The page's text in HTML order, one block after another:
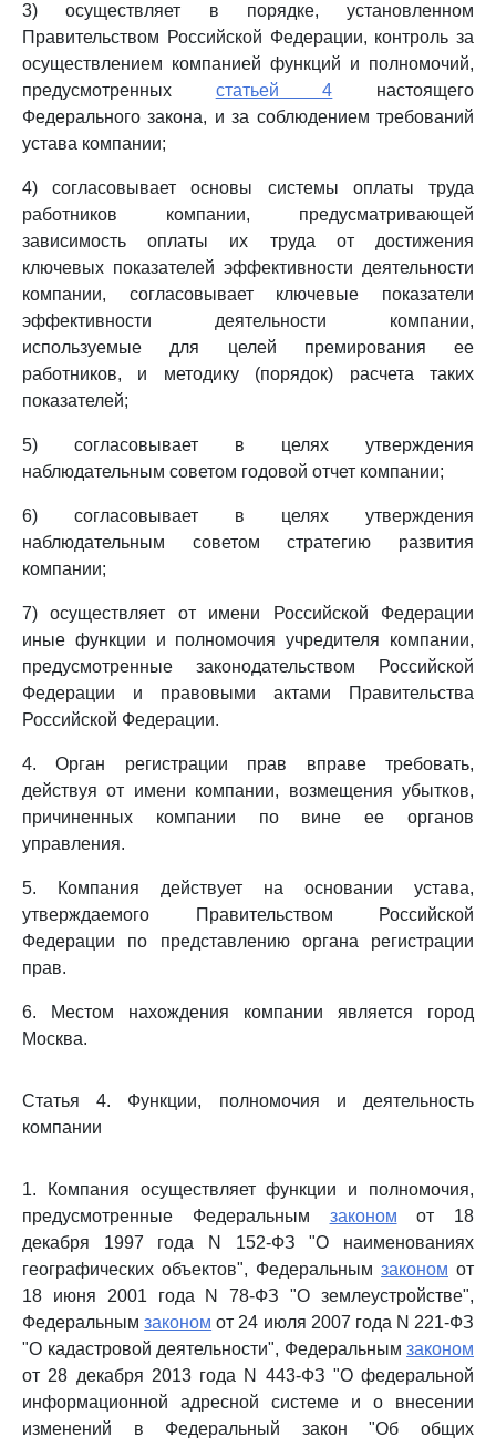
3) осуществляет в порядке, установленном
Правительством Российской Федерации, контроль за
осуществлением компанией функций и полномочий,
предусмотренных статьей 4 настоящего
Федерального закона, и за соблюдением требований
устава компании;
4) согласовывает основы системы оплаты труда
работников компании, предусматривающей
зависимость оплаты их труда от достижения
ключевых показателей эффективности деятельности
компании, согласовывает ключевые показатели
эффективности деятельности компании,
используемые для целей премирования ее
работников, и методику (порядок) расчета таких
показателей;
5) согласовывает в целях утверждения
наблюдательным советом годовой отчет компании;
6) согласовывает в целях утверждения
наблюдательным советом стратегию развития
компании;
7) осуществляет от имени Российской Федерации
иные функции и полномочия учредителя компании,
предусмотренные законодательством Российской
Федерации и правовыми актами Правительства
Российской Федерации.
4. Орган регистрации прав вправе требовать,
действуя от имени компании, возмещения убытков,
причиненных компании по вине ее органов
управления.
5. Компания действует на основании устава,
утверждаемого Правительством Российской
Федерации по представлению органа регистрации
прав.
6. Местом нахождения компании является город
Москва.
Статья 4. Функции, полномочия и деятельность
компании
1. Компания осуществляет функции и полномочия,
предусмотренные Федеральным законом от 18
декабря 1997 года N 152-ФЗ "О наименованиях
географических объектов", Федеральным законом от
18 июня 2001 года N 78-ФЗ "О землеустройстве",
Федеральнымзаконом от 24 июля 2007 года N 221-ФЗ
"О кадастровой деятельности", Федеральным законом
от 28 декабря 2013 года N 443-ФЗ "О федеральной
информационной адресной системе и о внесении
изменений в Федеральный закон "Об общих